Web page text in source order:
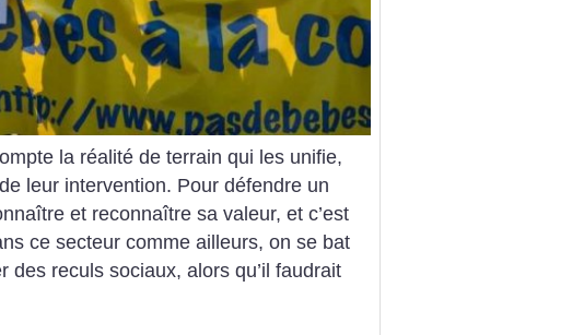
la réalité de terrain qui les unifie,
leur intervention. Pour défendre un
et reconnaître sa valeur, et c’est
ce secteur comme ailleurs, on se bat
des reculs sociaux, alors qu’il faudrait